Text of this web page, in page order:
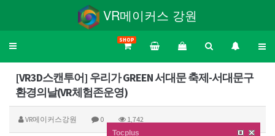
VR메이커스 강원
Toggle
SHOP
[VR3D스캔투어] 우리가 GREEN 서대문 축제-서대문구
환경의날(VR체험존운영)
VR메이커스강원 0 1,742
Tocplus